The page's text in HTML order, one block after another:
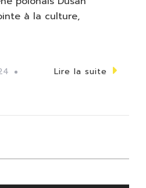
à la culture,
Lire la suite